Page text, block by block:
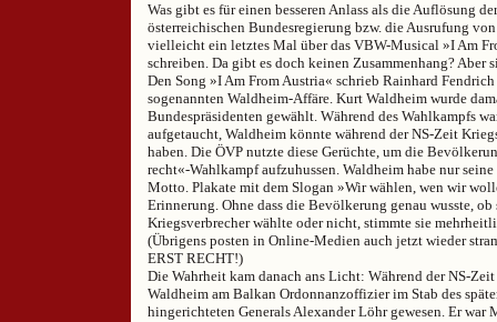
Was gibt es für einen besseren Anlass als die Auflösung
österreichischen Bundesregierung bzw. die Ausrufung
vielleicht ein letztes Mal über das VBW-Musical »I Am
schreiben. Da gibt es doch keinen Zusammenhang? Aber
Den Song »I Am From Austria« schrieb Rainhard
sogenannten Waldheim-Affäre. Kurt Waldheim wurde
Bundespräsidenten gewählt. Während des Wahlkampfs
aufgetaucht, Waldheim könnte während der NS-Zeit
haben. Die ÖVP nutzte diese Gerüchte, um die
recht«-Wahlkampf aufzuhussen. Waldheim habe nur
Motto. Plakate mit dem Slogan »Wir wählen, wen wir
Erinnerung. Ohne dass die Bevölkerung genau wusste, ob
Kriegsverbrecher wählte oder nicht, stimmte sie
(Übrigens posten in Online-Medien auch jetzt wieder
ERST RECHT!)
Die Wahrheit kam danach ans Licht: Während der NS-
Waldheim am Balkan Ordonnanzoffizier im Stab des
hingerichteten Generals Alexander Löhr gewesen. Er war